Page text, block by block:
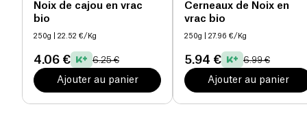
Noix de cajou en vrac
bio
250g | 22.52 €/Kg
4.06 € 6.25 €
Ajouter au panier
Cerneaux de Noix en
vrac bio
250g | 27.96 €/Kg
5.94 € 6.99 €
Ajouter au panier